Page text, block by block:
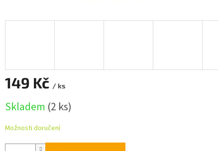
149 Kč / ks
cena:
Skladem (2 ks)
Možnosti doručení